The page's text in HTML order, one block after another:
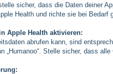
sicher, dass die Daten deiner
Health und richte sie bei Bedarf
Apple Health aktivieren:
abrufen kann, sind
„Humanoo“. Stelle sicher, dass